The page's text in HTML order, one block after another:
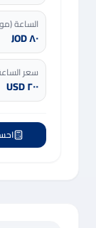
الساعة
٨٠ JOD
سعر
٢٠٠ USD